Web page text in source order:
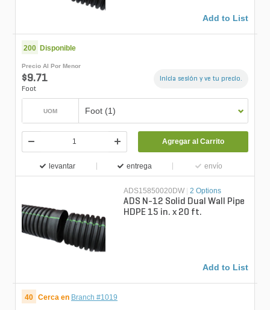
Add to List
200 Disponible
Precio Al Por Menor
$9.71
Foot
Inicia sesión y ve tu precio.
UOM Foot (1)
Agregar al Carrito
levantar entrega envío
ADS15850020DW 2 Options
ADS N-12 Solid Dual Wall Pipe
HDPE 15 in. x 20 ft.
Add to List
40 Cerca en Branch #1019